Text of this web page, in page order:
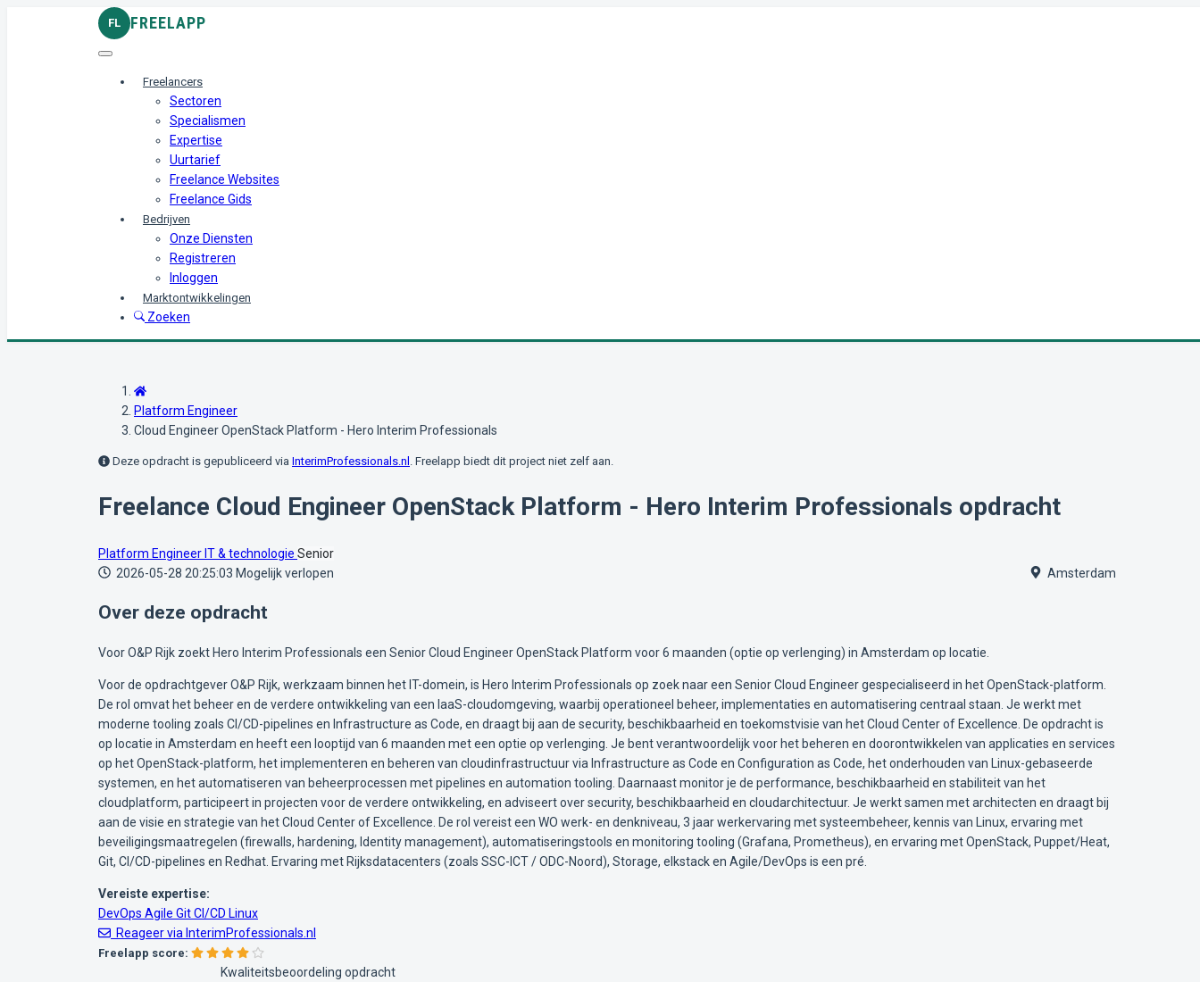
FL FREELAPP
Freelancers
Sectoren
Specialismen
Expertise
Uurtarief
Freelance Websites
Freelance Gids
Bedrijven
Onze Diensten
Registreren
Inloggen
Marktontwikkelingen
Zoeken
Platform Engineer
Cloud Engineer OpenStack Platform - Hero Interim Professionals
Deze opdracht is gepubliceerd via InterimProfessionals.nl . Freelapp biedt dit project niet zelf aan.
Freelance Cloud Engineer OpenStack Platform - Hero Interim Professionals opdracht
Platform EngineerIT & technologie Senior
2026-05-28 20:25:03 Mogelijk verlopen Amsterdam
Over deze opdracht
Voor O&P Rijk zoekt Hero Interim Professionals een Senior Cloud Engineer OpenStack Platform voor 6 maanden (optie op verlenging) in Amsterdam op locatie.
Voor de opdrachtgever O&P Rijk, werkzaam binnen het IT-domein, is Hero Interim Professionals op zoek naar een Senior Cloud Engineer gespecialiseerd in het OpenStack-platform.
De rol omvat het beheer en de verdere ontwikkeling van een IaaS-cloudomgeving, waarbij operationeel beheer, implementaties en automatisering centraal staan. Je werkt met
moderne tooling zoals CI/CD-pipelines en Infrastructure as Code, en draagt bij aan de security, beschikbaarheid en toekomstvisie van het Cloud Center of Excellence. De opdracht is
op locatie in Amsterdam en heeft een looptijd van 6 maanden met een optie op verlenging. Je bent verantwoordelijk voor het beheren en doorontwikkelen van applicaties en services
op het OpenStack-platform, het implementeren en beheren van cloudinfrastructuur via Infrastructure as Code en Configuration as Code, het onderhouden van Linux-gebaseerde
systemen, en het automatiseren van beheerprocessen met pipelines en automation tooling. Daarnaast monitor je de performance, beschikbaarheid en stabiliteit van het
cloudplatform, participeert in projecten voor de verdere ontwikkeling, en adviseert over security, beschikbaarheid en cloudarchitectuur. Je werkt samen met architecten en draagt bij
aan de visie en strategie van het Cloud Center of Excellence. De rol vereist een WO werk- en denkniveau, 3 jaar werkervaring met systeembeheer, kennis van Linux, ervaring met
beveiligingsmaatregelen (firewalls, hardening, Identity management), automatiseringstools en monitoring tooling (Grafana, Prometheus), en ervaring met OpenStack, Puppet/Heat,
Git, CI/CD-pipelines en Redhat. Ervaring met Rijksdatacenters (zoals SSC-ICT / ODC-Noord), Storage, elkstack en Agile/DevOps is een pré.
Vereiste expertise:
DevOps Agile GitCI/CD Linux
Reageer via InterimProfessionals.nl
Freelapp score:
Kwaliteitsbeoordeling opdracht